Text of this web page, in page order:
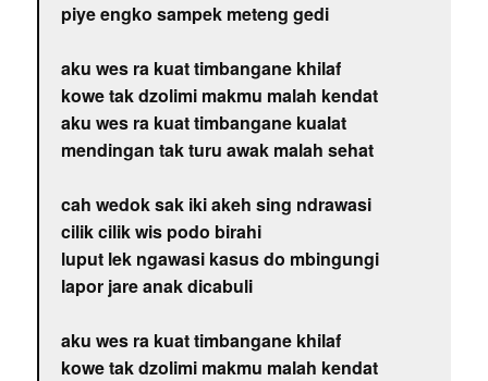
piye engko sampek meteng gedi
aku wes ra kuat timbangane khilaf
kowe tak dzolimi makmu malah kendat
aku wes ra kuat timbangane kualat
mendingan tak turu awak malah sehat
cah wedok sak iki akeh sing ndrawasi
cilik cilik wis podo birahi
luput lek ngawasi kasus do mbingungi
lapor jare anak dicabuli
aku wes ra kuat timbangane khilaf
kowe tak dzolimi makmu malah kendat